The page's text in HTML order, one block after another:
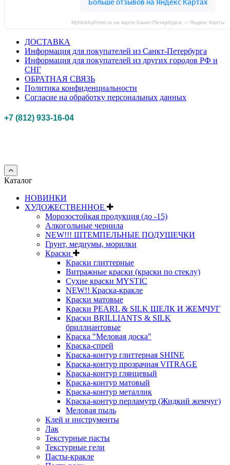
MyHobbyPoint.ru на карте Санкт‑Петербурга — Яндекс Карты
ДОСТАВКА
Информация для покупателей из Санкт-Петербурга
Информация для покупателей из других городов РФ и
СНГ
ОБРАТНАЯ СВЯЗЬ
Политика конфиденциальности
Согласие на обработку персональных данных
+7 (812) 933-16-04
Каталог
НОВИНКИ
ХУДОЖЕСТВЕННОЕ
Морозостойкая продукция (до -15)
Алкогольные чернила
NEW!!! ШТЕМПЕЛЬНЫЕ ПОДУШЕЧКИ
Грунт, медиумы, морилки
Краски
Краски глиттерные
Витражные краски (краски по стеклу)
Сухие краски MYSTIC
NEW!! Краска-кракле
Краски матовые
Краски PEARL & SILK ШЕЛК И ЖЕМЧУГ
Краски BRILLIANTS & SILK
бриллиантовые
Краска "Меловая доска"
Краска-спрей
Краска-контур глиттерная SHINE
Краска-контур прозрачная VITRAGE
Краска-контур глянцевый
Краска-контур матовый
Краска-контур металлик
Краска-контур перламутр (Жидкий жемчуг)
Меловая пыль
Клей и инструменты
Лак
Текстурные пасты
Текстурные гели
Пасты-кракле